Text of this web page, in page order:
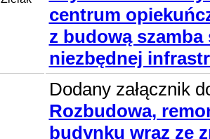
centrum
z budową szamba
niezbędnej
Dodany załącznik
Rozbudowa,
budynku wraz ze